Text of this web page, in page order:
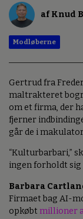
af Knud
Modløberne
Gertrud fra
maltrakteret
om et firma, der
fjerner
går de i
“Kulturbarbari,”
ingen forholdt sig
Barbara
Firmaet bag AI-
opkøbt millioner